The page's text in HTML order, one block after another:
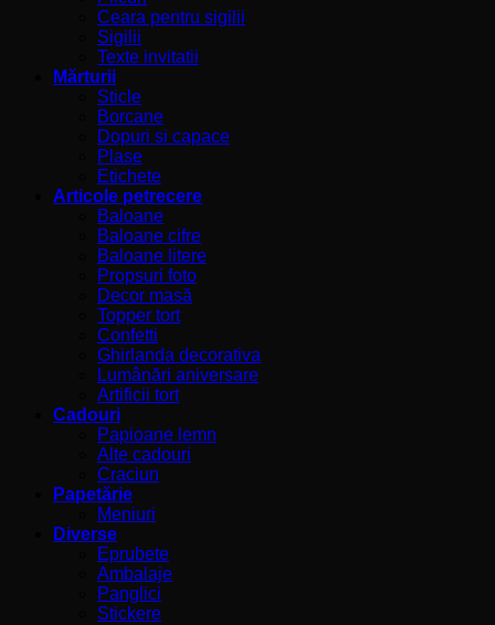
Ceara pentru sigilii
Sigilii
Texte invitatii
Mărturii
Sticle
Borcane
Dopuri si capace
Plase
Etichete
Articole petrecere
Baloane
Baloane cifre
Baloane litere
Propsuri foto
Decor masă
Topper tort
Confetti
Ghirlanda decorativa
Lumânări aniversare
Artificii tort
Cadouri
Papioane lemn
Alte cadouri
Craciun
Papetărie
Meniuri
Diverse
Eprubete
Ambalaje
Panglici
Stickere